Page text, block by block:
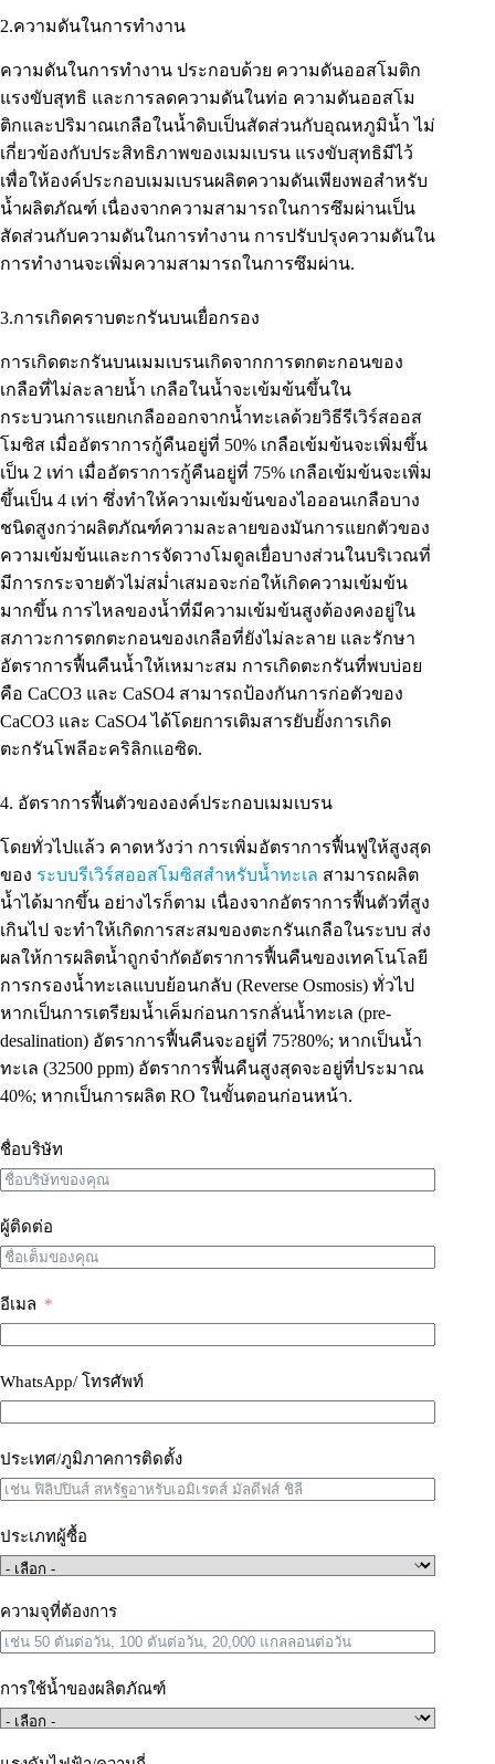
2.ความดันในการทำงาน
ความดันในการทำงาน ประกอบด้วย ความดันออสโมติก
แรงขับสุทธิ และการลดความดันในท่อ ความดันออสโม
ติกและปริมาณเกลือในน้ำดิบเป็นสัดส่วนกับอุณหภูมิน้ำ ไม่
เกี่ยวข้องกับประสิทธิภาพของเมมเบรน แรงขับสุทธิมีไว้
เพื่อให้องค์ประกอบเมมเบรนผลิตความดันเพียงพอสำหรับ
น้ำผลิตภัณฑ์ เนื่องจากความสามารถในการซึมผ่านเป็น
สัดส่วนกับความดันในการทำงาน การปรับปรุงความดันใน
การทำงานจะเพิ่มความสามารถในการซึมผ่าน.
3.การเกิดคราบตะกรันบนเยื่อกรอง
การเกิดตะกรันบนเมมเบรนเกิดจากการตกตะกอนของ
เกลือที่ไม่ละลายน้ำ เกลือในน้ำจะเข้มข้นขึ้นใน
กระบวนการแยกเกลือออกจากน้ำทะเลด้วยวิธีรีเวิร์สออส
โมซิส เมื่ออัตราการกู้คืนอยู่ที่ 50% เกลือเข้มข้นจะเพิ่มขึ้น
เป็น 2 เท่า เมื่ออัตราการกู้คืนอยู่ที่ 75% เกลือเข้มข้นจะเพิ่ม
ขึ้นเป็น 4 เท่า ซึ่งทำให้ความเข้มข้นของไอออนเกลือบาง
ชนิดสูงกว่าผลิตภัณฑ์ความละลายของมันการแยกตัวของ
ความเข้มข้นและการจัดวางโมดูลเยื่อบางส่วนในบริเวณที่
มีการกระจายตัวไม่สม่ำเสมอจะก่อให้เกิดความเข้มข้น
มากขึ้น การไหลของน้ำที่มีความเข้มข้นสูงต้องคงอยู่ใน
สภาวะการตกตะกอนของเกลือที่ยังไม่ละลาย และรักษา
อัตราการฟื้นคืนน้ำให้เหมาะสม การเกิดตะกรันที่พบบ่อย
คือ CaCO3 และ CaSO4 สามารถป้องกันการก่อตัวของ
CaCO3 และ CaSO4 ได้โดยการเติมสารยับยั้งการเกิด
ตะกรันโพลีอะคริลิกแอซิด.
4. อัตราการฟื้นตัวขององค์ประกอบเมมเบรน
โดยทั่วไปแล้ว คาดหวังว่า การเพิ่มอัตราการฟื้นฟูให้สูงสุด
ของ ระบบรีเวิร์สออสโมซิสสำหรับน้ำทะเล สามารถผลิต
น้ำได้มากขึ้น อย่างไรก็ตาม เนื่องจากอัตราการฟื้นตัวที่สูง
เกินไป จะทำให้เกิดการสะสมของตะกรันเกลือในระบบ ส่ง
ผลให้การผลิตน้ำถูกจำกัดอัตราการฟื้นคืนของเทคโนโลยี
การกรองน้ำทะเลแบบย้อนกลับ (Reverse Osmosis) ทั่วไป
หากเป็นการเตรียมน้ำเค็มก่อนการกลั่นน้ำทะเล (pre-
desalination) อัตราการฟื้นคืนจะอยู่ที่ 75?80%; หากเป็นน้ำ
ทะเล (32500 ppm) อัตราการฟื้นคืนสูงสุดจะอยู่ที่ประมาณ
40%; หากเป็นการผลิต RO ในขั้นตอนก่อนหน้า.
ชื่อบริษัท
ผู้ติดต่อ
อีเมล
WhatsApp/ โทรศัพท์
ประเทศ/ภูมิภาคการติดตั้ง
ประเภทผู้ซื้อ
ความจุที่ต้องการ
การใช้น้ำของผลิตภัณฑ์